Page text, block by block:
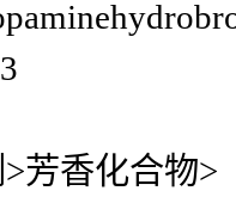
芳香化合物>